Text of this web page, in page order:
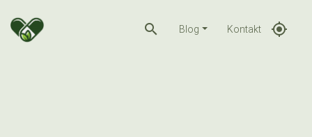
search Blog Kontakt gps_fixed